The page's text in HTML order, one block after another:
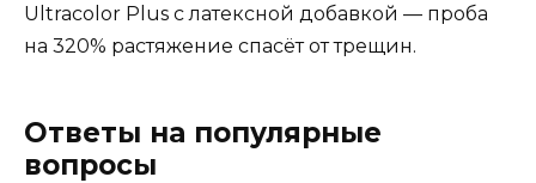
Ultracolor Plus с латексной добавкой — проба
на 320% растяжение спасёт от трещин.
Ответы на популярные
вопросы